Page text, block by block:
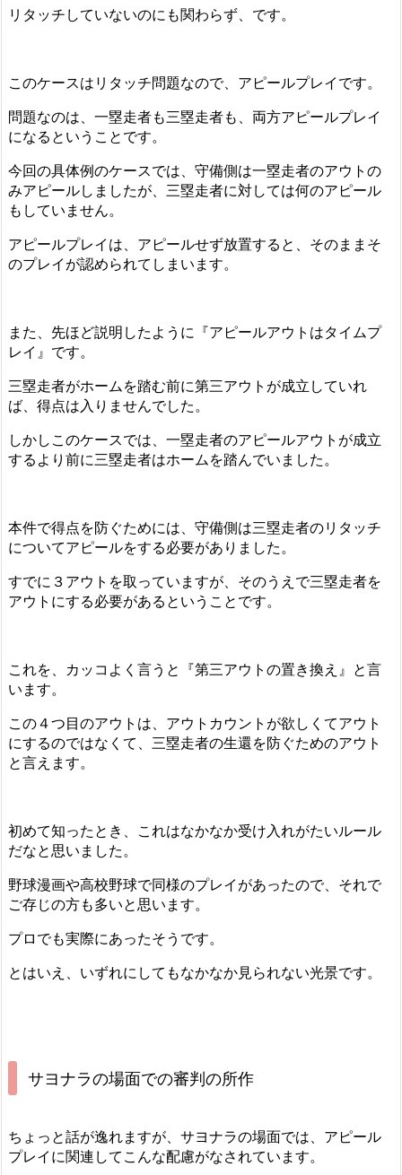
リタッチしていないのにも関わらず、です。
このケースはリタッチ問題なので、アピールプレイです。
問題なのは、 一塁走者も三塁走者も、両方アピールプレイ
になる ということです。
今回の具体例のケースでは、守備側は一塁走者のアウトの
みアピールしましたが、 三塁走者に対しては何のアピール
もしていません。
アピールプレイは、アピールせず放置すると、そのままそ
のプレイが認められてしまいます。
また、先ほど説明したように『アピールアウトはタイムプ
レイ』です。
三塁走者がホームを踏む前に第三アウトが成立していれ
ば、得点は入りませんでした。
しかしこのケースでは、一塁走者のアピールアウトが成立
するより前に三塁走者はホームを踏んでいました。
本件で得点を防ぐためには、守備側は三塁走者のリタッチ
についてアピールをする必要がありました。
すでに３アウトを取っていますが、そのうえで三塁走者を
アウトにする必要があるということです。
これを、カッコよく言うと『第三アウトの置き換え』と言
います。
この４つ目のアウトは、アウトカウントが欲しくてアウト
にするのではなくて、三塁走者の生還を防ぐためのアウト
と言えます。
初めて知ったとき、これはなかなか受け入れがたいルール
だなと思いました。
野球漫画や高校野球で同様のプレイがあったので、それで
ご存じの方も多いと思います。
プロでも実際にあったそうです。
とはいえ、いずれにしてもなかなか見られない光景です。
サヨナラの場面での審判の所作
ちょっと話が逸れますが、サヨナラの場面では、アピール
プレイに関連してこんな配慮がなされています。